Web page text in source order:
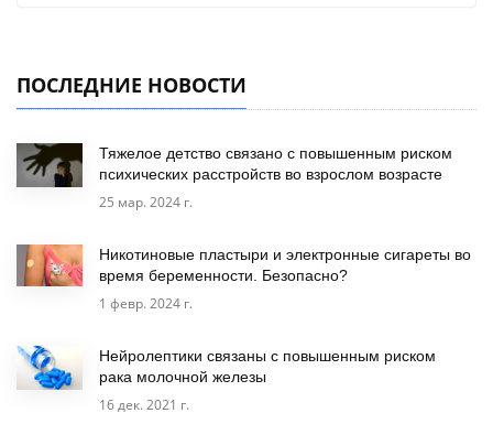
ПОСЛЕДНИЕ НОВОСТИ
Тяжелое детство связано с повышенным риском
психических расстройств во взрослом возрасте
25 мар. 2024 г.
Никотиновые пластыри и электронные сигареты во
время беременности. Безопасно?
1 февр. 2024 г.
Нейролептики связаны с повышенным риском
рака молочной железы
16 дек. 2021 г.